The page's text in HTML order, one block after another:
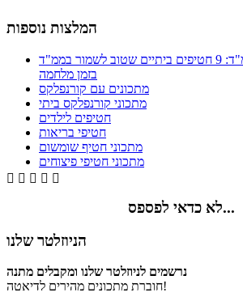
המלצות נוספות
תמיד טוב שיש בממ"ד: 9 חטיפים ביתיים שטוב לשמור בממ"ד
בזמן מלחמה
מתכונים עם קורנפלקס
מתכוני קורנפלקס ביתי
חטיפים לילדים
חטיפי בריאות
מתכוני חטיף שומשום
מתכוני חטיפי פיצוחים
    
לא כדאי לפספס...
הניוזלטר שלנו
נרשמים לניוזלטר שלנו ומקבלים מתנה
חוברת מתכונים מהירים לדיאטה!